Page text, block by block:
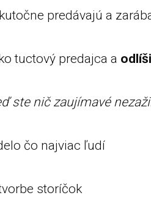
predávajú a
tuctový predajca a
ste nič zaujímavé
čo najviac ľudí
storíčok